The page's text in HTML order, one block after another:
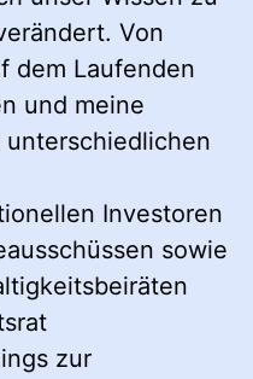
Von
dem Laufenden
und meine
Investoren
sowie
zur